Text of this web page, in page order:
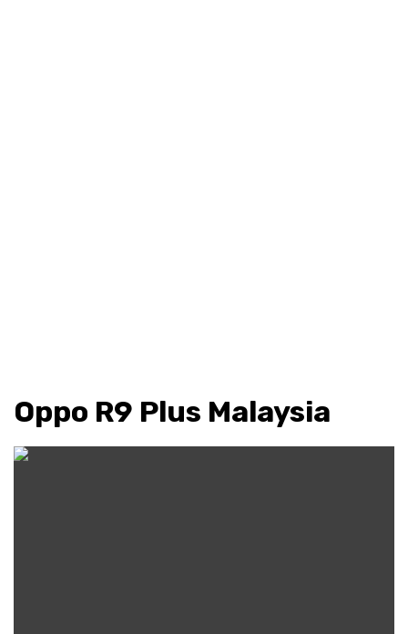
Oppo R9 Plus Malaysia